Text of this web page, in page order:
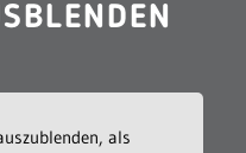
als